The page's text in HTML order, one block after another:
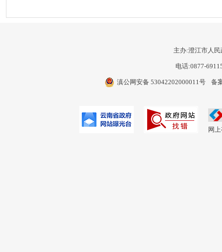
主办:澄江市人民
电话:0877-
滇公网安备 53042202000011号 备
网